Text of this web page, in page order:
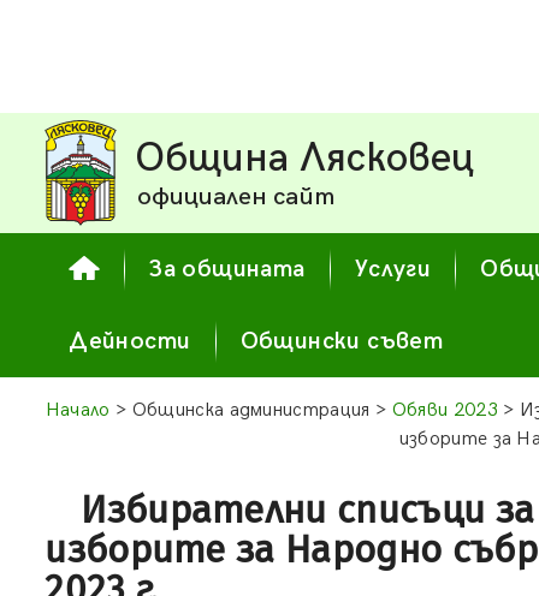
Община Лясковец
официален сайт
За общината Услуги
Дейности Общински съвет
Начало > Общинска администрация > Обяви 2023 >
изборите за
Избирателни списъци за
изборите за Народно